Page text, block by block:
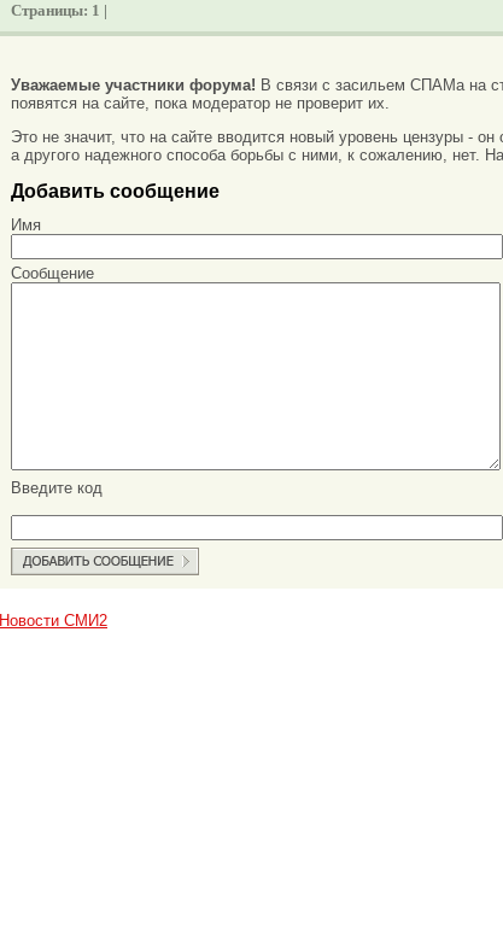
Страницы: 1 |
Уважаемые участники форума! В связи с засильем СПАМа на
появятся на сайте, пока модератор не проверит их.
Это не значит, что на сайте вводится новый уровень цензуры -
а другого надежного способа борьбы с ними, к сожалению, нет.
Добавить сообщение
Имя
Сообщение
Введите код
Новости СМИ2